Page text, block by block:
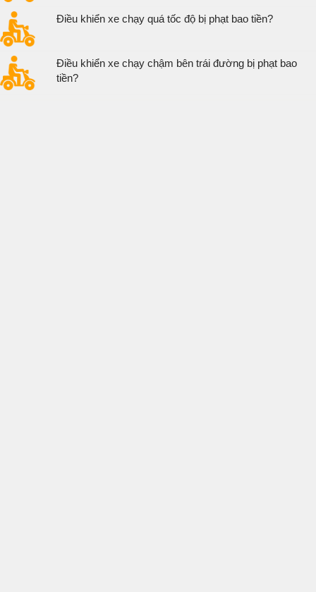
Điều khiển xe chạy quá tốc độ bị phạt bao tiền?
Điều khiển xe chạy chậm bên trái đường bị phạt bao
tiền?